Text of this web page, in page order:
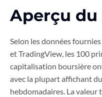
Aperçu du
Selon les données
et TradingView, les 100
capitalisation boursière
avec la plupart affichant
hebdomadaires. La